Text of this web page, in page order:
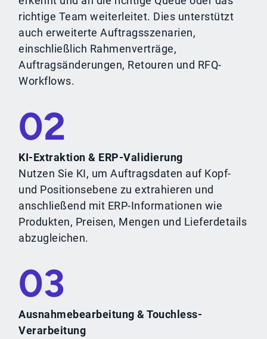
richtige Team weiterleitet. Dies unterstützt
auch erweiterte Auftragsszenarien,
einschließlich Rahmenverträge,
Auftragsänderungen, Retouren und RFQ-
Workflows.
02
KI-Extraktion & ERP-Validierung
Nutzen Sie KI, um Auftragsdaten auf Kopf-
und Positionsebene zu extrahieren und
anschließend mit ERP-Informationen wie
Produkten, Preisen, Mengen und Lieferdetails
abzugleichen.
03
Ausnahmebearbeitung & Touchless-
Verarbeitung